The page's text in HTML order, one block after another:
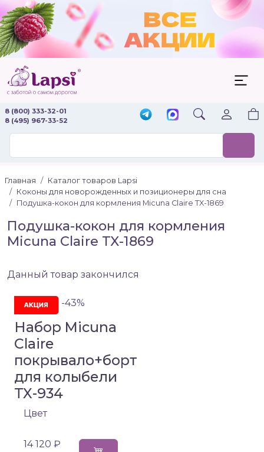
8 (800) 333-32-01
8 (495) 967-33-52
Главная
Каталог товаров Lapsi
Коконы для новорожденных и позиционеры для сна
Подушка-кокон для кормления Micuna Claire TX-1869
Подушка-кокон для кормления
Micuna Claire TX-1869
Данный товар закончился
-43%
Набор Micuna
Claire
покрывало+борт
для колыбели
TX-934
Цвет
14 120 ₽